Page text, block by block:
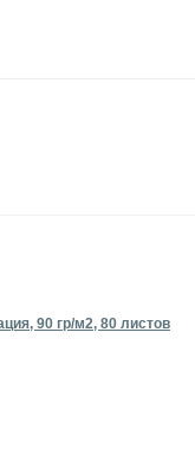
90 гр/м2, 80 листов